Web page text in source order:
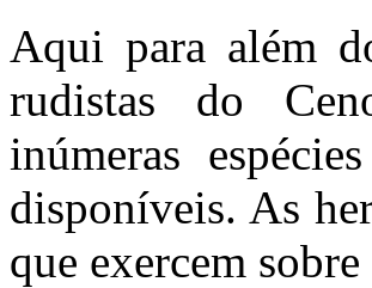
Aqui para além
rudistas do
inúmeras
disponíveis. As
que exercem